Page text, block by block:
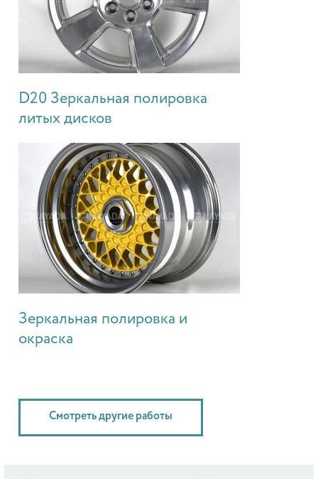
D20 Зеркальная полировка
литых дисков
Зеркальная полировка и
окраска
Смотреть другие работы